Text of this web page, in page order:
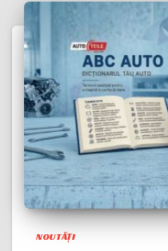
NOUTĂȚI